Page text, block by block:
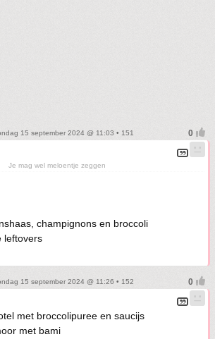
15 september 2024 @ 11:03 • 151
Je mag wel meloentje zeggen
champignons en broccoli
leftovers
15 september 2024 @ 11:26 • 152
met broccolipuree en saucijs
met bami